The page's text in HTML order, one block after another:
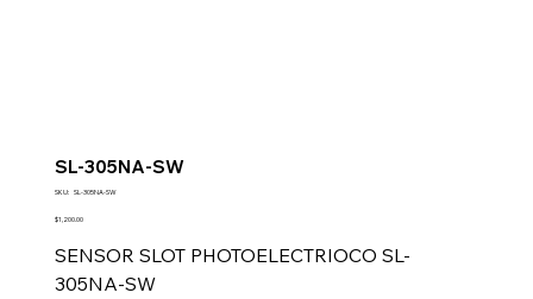
SL-305NA-SW
SKU: SKU
305NA-
SL-305NA-SW
Precio
$1,200.00
SENSOR SLOT PHOTOELECTRIOCO SL-
305NA-SW